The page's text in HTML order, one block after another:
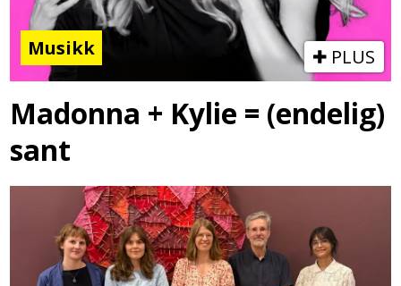
Musikk PLUS
Madonna + Kylie = (endelig)
sant